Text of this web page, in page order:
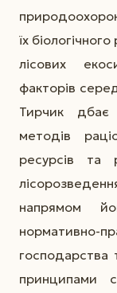
їх
лісових
факторів
Тирчик дбає
методів
ресурсів та
напрямом
нормативно-
господарства
принципами